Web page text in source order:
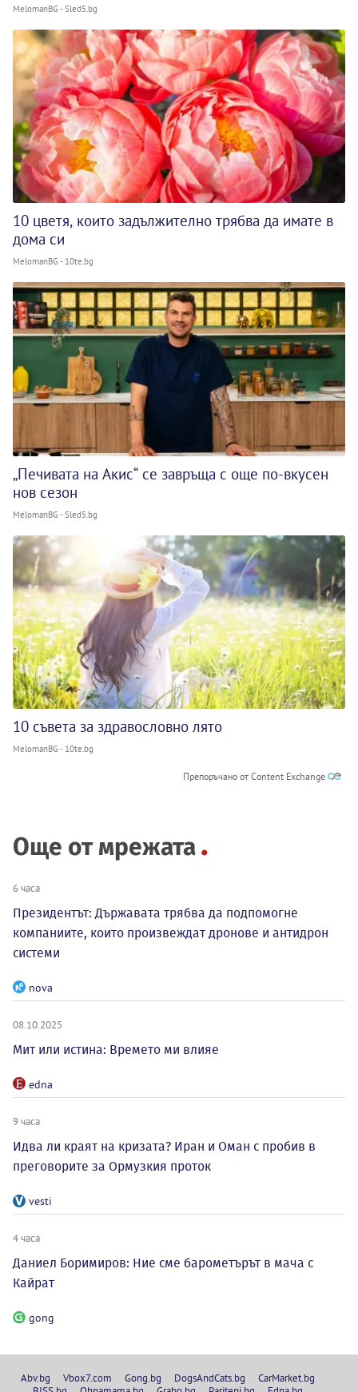
MelomanBG - Sled5.bg
10 цветя, които задължително трябва да имате в
дома си
MelomanBG - 10te.bg
„Печивата на Акис“ се завръща с още по-вкусен
нов сезон
MelomanBG - Sled5.bg
10 съвета за здравословно лято
MelomanBG - 10te.bg
Препоръчано от Content Exchange
Още от мрежата
6 часа
Президентът: Държавата трябва да подпомогне
компаниите, които произвеждат дронове и антидрон
системи
nova
08.10.2025
Мит или истина: Времето ми влияе
edna
9 часа
Идва ли краят на кризата? Иран и Оман с пробив в
преговорите за Ормузкия проток
vesti
4 часа
Даниел Боримиров: Ние сме барометърът в мача с
Кайрат
gong
Abv.bg Vbox7.com Gong.bg DogsAndCats.bg
CarMarket.bg